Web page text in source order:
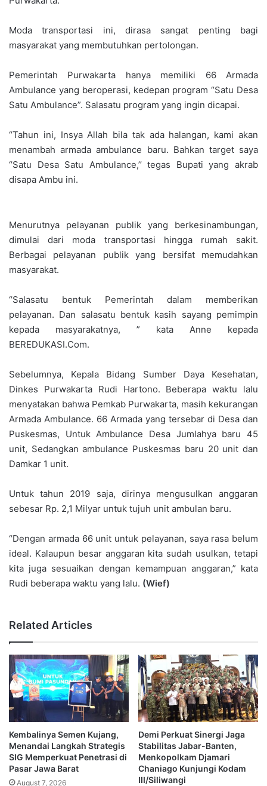
Moda transportasi ini, dirasa sangat penting bagi
masyarakat yang membutuhkan pertolongan.
Pemerintah Purwakarta hanya memiliki 66 Armada
Ambulance yang beroperasi, kedepan program “Satu Desa
Satu Ambulance”. Salasatu program yang ingin dicapai.
“Tahun ini, Insya Allah bila tak ada halangan, kami akan
menambah armada ambulance baru. Bahkan target saya
“Satu Desa Satu Ambulance,’’ tegas Bupati yang akrab
disapa Ambu ini.
Menurutnya pelayanan publik yang berkesinambungan,
dimulai dari moda transportasi hingga rumah sakit.
Berbagai pelayanan publik yang bersifat memudahkan
masyarakat.
“Salasatu bentuk Pemerintah dalam memberikan
pelayanan. Dan salasatu bentuk kasih sayang pemimpin
kepada masyarakatnya, ” kata Anne kepada
BEREDUKASI.Com.
Sebelumnya, Kepala Bidang Sumber Daya Kesehatan,
Dinkes Purwakarta Rudi Hartono. Beberapa waktu lalu
menyatakan bahwa Pemkab Purwakarta, masih kekurangan
Armada Ambulance. 66 Armada yang tersebar di Desa dan
Puskesmas, Untuk Ambulance Desa Jumlahya baru 45
unit, Sedangkan ambulance Puskesmas baru 20 unit dan
Damkar 1 unit.
Untuk tahun 2019 saja, dirinya mengusulkan anggaran
sebesar Rp. 2,1 Milyar untuk tujuh unit ambulan baru.
“Dengan armada 66 unit untuk pelayanan, saya rasa belum
ideal. Kalaupun besar anggaran kita sudah usulkan, tetapi
kita juga sesuaikan dengan kemampuan anggaran,” kata
Rudi beberapa waktu yang lalu. (Wief)
Related Articles
Kembalinya Semen Kujang,
Menandai Langkah Strategis
SIG Memperkuat Penetrasi di
Pasar Jawa Barat
August 7, 2026
Demi Perkuat Sinergi Jaga
Stabilitas Jabar-Banten,
Menkopolkam Djamari
Chaniago Kunjungi Kodam
III/Siliwangi